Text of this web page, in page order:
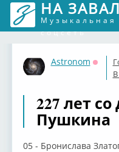
НА
Музыкальная
соцсеть
Astronom
227 лет
Пушкина
05 - Бронислава